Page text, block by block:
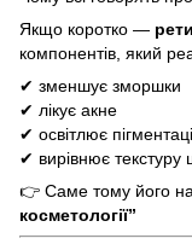
Якщо коротко —
компонентів, який
✔ зменшує зморшки
✔ лікує акне
✔ освітлює
✔ вирівнює текстуру
👉 Саме тому його
косметології”